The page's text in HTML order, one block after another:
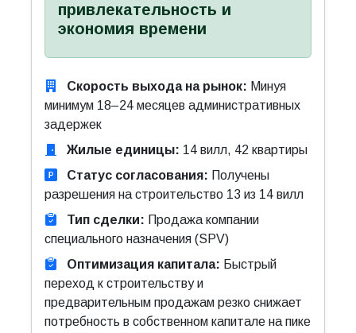
привлекательность и
экономия времени
Скорость выхода на рынок: Минуя
минимум 18–24 месяцев административных
задержек
Жилые единицы: 14 вилл, 42 квартиры
Статус согласования: Получены
разрешения на строительство 13 из 14 вилл
Тип сделки: Продажа компании
специального назначения (SPV)
Оптимизация капитала: Быстрый
переход к строительству и
предварительным продажам резко снижает
потребность в собственном капитале на пике